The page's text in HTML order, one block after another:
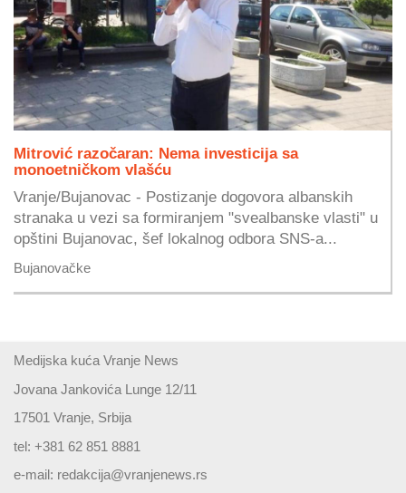
Mitrović razočaran: Nema investicija sa
monoetničkom vlašću
Vranje/Bujanovac - Postizanje dogovora albanskih
stranaka u vezi sa formiranjem "svealbanske vlasti" u
opštini Bujanovac, šef lokalnog odbora SNS-a...
Bujanovačke
Medijska kuća Vranje News
Jovana Jankovića Lunge 12/11
17501 Vranje, Srbija
tel: +381 62 851 8881
e-mail: redakcija@vranjenews.rs